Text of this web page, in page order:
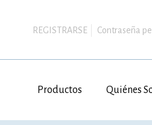
REGISTRARSE Contraseña
Productos Quiénes